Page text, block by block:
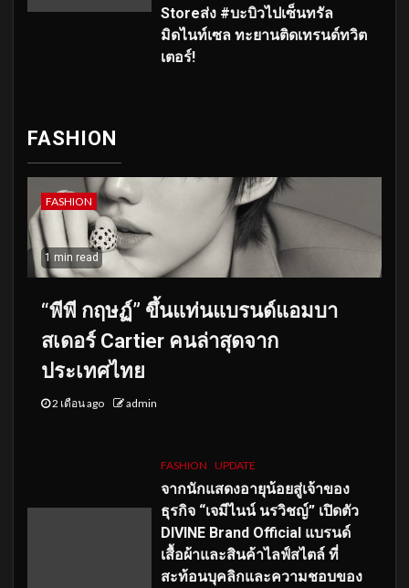
Storeส่ง #บะบิวไปเซ็นทรัล
มิดไนท์เซล ทะยานติดเทรนด์ทวิต
เตอร์!
FASHION
FASHION
1 min read
“พีพี กฤษฏ์” ขึ้นแท่นแบรนด์แอมบา
สเดอร์ Cartier คนล่าสุดจาก
ประเทศไทย
2 เดือน ago admin
FASHION UPDATE
จากนักแสดงอายุน้อยสู่เจ้าของ
ธุรกิจ “เจมีไนน์ นรวิชญ์” เปิดตัว
DIVINE Brand Official แบรนด์
เสื้อผ้าและสินค้าไลฟ์สไตล์ ที่
สะท้อนบุคลิกและความชอบของ